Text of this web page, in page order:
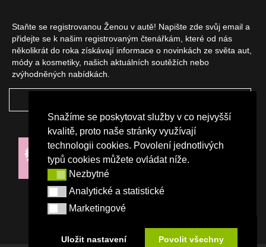
Snažíme se poskytovat služby v co nejvyšší
kvalitě, proto naše stránky využívají
technologii cookies. Povolení jednotlivých
typů cookies můžete ovládat níže.
NezbytnéNezbytné
Analytické a statistické
Analytické a statistické
Marketingové
Marketingové
Uložit nastavení Povolit všechny
Staňte se registrovanou Ženou v autě! Napište zde svůj email a
přidejte se k našim registrovaným čtenářkám, které od nás
několikrát do roka získávají informace o novinkách ze světa aut,
módy a kosmetiky, našich aktuálních soutěžích nebo
zvýhodněných nabídkách.
NAŠI PARTNEŘI